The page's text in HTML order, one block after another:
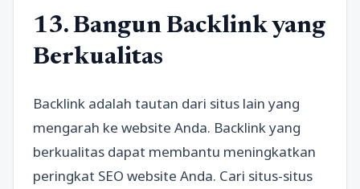
13. Bangun Backlink yang
Berkualitas
Backlink adalah tautan dari situs lain yang
mengarah ke website Anda. Backlink yang
berkualitas dapat membantu meningkatkan
peringkat SEO website Anda. Cari situs-situs